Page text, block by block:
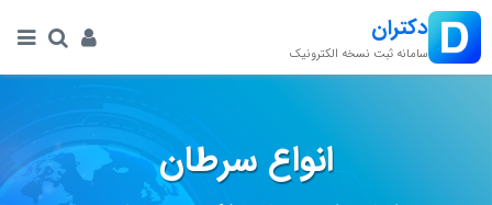
دکتران
سامانه ثبت نسخه الکترونیک
انواع سرطان